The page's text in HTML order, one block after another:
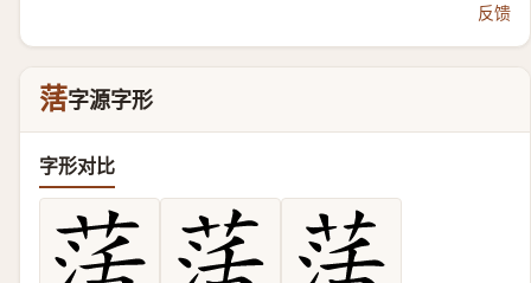
反馈
萿字源字形
字形对比